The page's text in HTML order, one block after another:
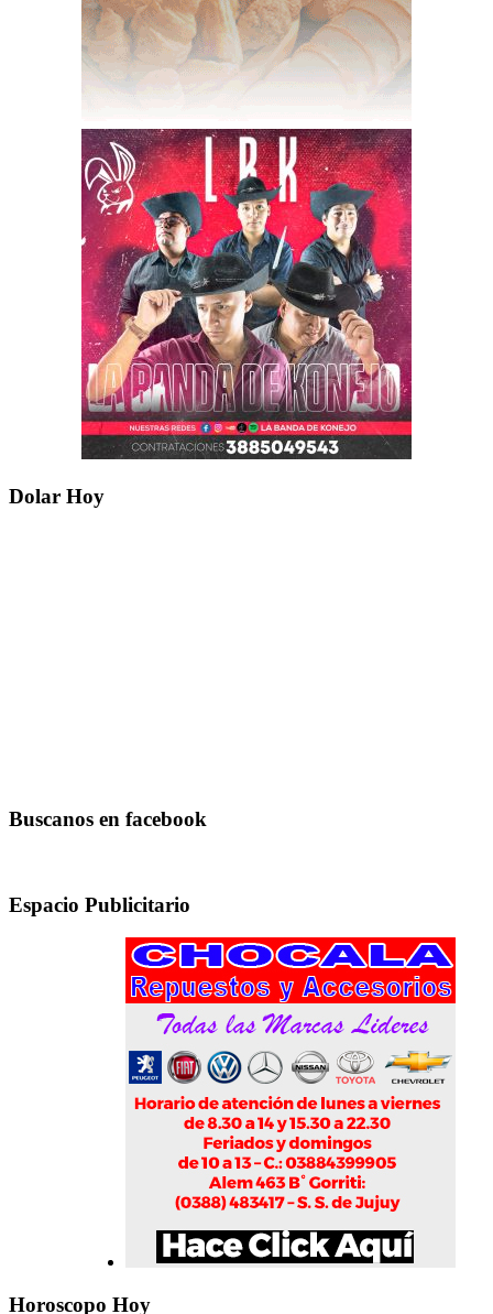
Dolar Hoy
Buscanos en facebook
Espacio Publicitario
Horoscopo Hoy